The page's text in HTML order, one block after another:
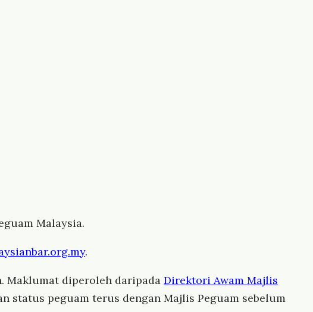
Malaysia.
.
Maklumat diperoleh daripada Direktori Awam Majlis
status peguam terus dengan Majlis Peguam sebelum